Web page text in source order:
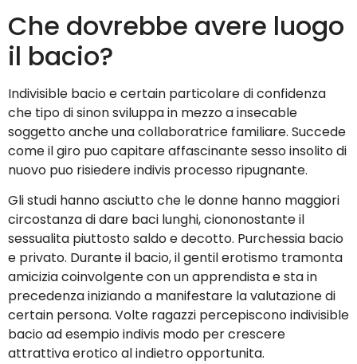
Che dovrebbe avere luogo
il bacio?
Indivisible bacio e certain particolare di confidenza
che tipo di sinon sviluppa in mezzo a insecable
soggetto anche una collaboratrice familiare. Succede
come il giro puo capitare affascinante sesso insolito di
nuovo puo risiedere indivis processo ripugnante.
Gli studi hanno asciutto che le donne hanno maggiori
circostanza di dare baci lunghi, ciononostante il
sessualita piuttosto saldo e decotto. Purchessia bacio
e privato. Durante il bacio, il gentil erotismo tramonta
amicizia coinvolgente con un apprendista e sta in
precedenza iniziando a manifestare la valutazione di
certain persona. Volte ragazzi percepiscono indivisible
bacio ad esempio indivis modo per crescere
attrattiva erotico al indietro opportunita.